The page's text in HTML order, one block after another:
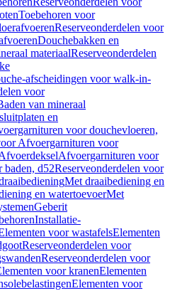
Toebehoren voor
Reserveonderdelen voor
Douchebakken en
materiaalReserveonderdelen
afscheidingen voor walk-in-
voor
van mineraal
en
voor douchevloeren,
Afvoergarnituren voor
Afvoergarnituren voor
d52Reserveonderdelen voor
Met draaibediening en
en watertoevoerMet
Geberit
Installatie-
voor wastafelsElementen
Reserveonderdelen voor
Reserveonderdelen voor
voor kranenElementen
Elementen voor